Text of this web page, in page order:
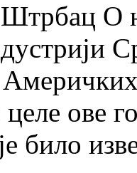
О
ове
било